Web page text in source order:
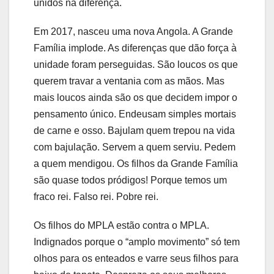
unidos na diferença.
Em 2017, nasceu uma nova Angola. A Grande
Família implode. As diferenças que dão força à
unidade foram perseguidas. São loucos os que
querem travar a ventania com as mãos. Mas
mais loucos ainda são os que decidem impor o
pensamento único. Endeusam simples mortais
de carne e osso. Bajulam quem trepou na vida
com bajulação. Servem a quem serviu. Pedem
a quem mendigou. Os filhos da Grande Família
são quase todos pródigos! Porque temos um
fraco rei. Falso rei. Pobre rei.
Os filhos do MPLA estão contra o MPLA.
Indignados porque o “amplo movimento” só tem
olhos para os enteados e varre seus filhos para